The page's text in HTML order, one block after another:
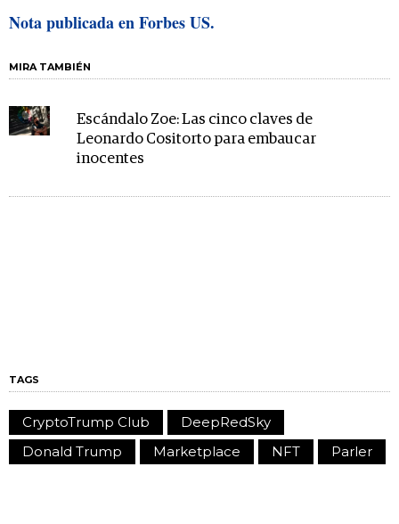
Nota publicada en Forbes US.
MIRA TAMBIÉN
Escándalo Zoe: Las cinco claves de
Leonardo Cositorto para embaucar
inocentes
TAGS
CryptoTrump Club
DeepRedSky
Donald Trump
Marketplace NFT Parler